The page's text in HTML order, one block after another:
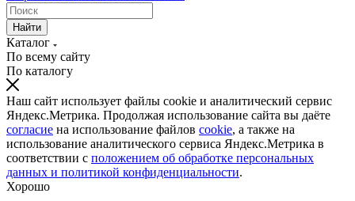
Найти
Каталог
По всему сайту
По каталогу
Наш сайт использует файлы cookie и аналитический сервис
Яндекс.Метрика. Продолжая использование сайта вы даёте
согласие на использование файлов cookie, а также на
использование аналитического сервиса Яндекс.Метрика в
соответствии с положением об обработке персональных
данных и политикой конфиденциальности.
Хорошо